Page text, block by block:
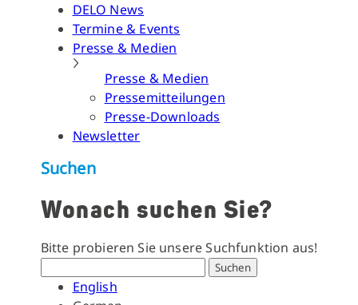
DELO News
Termine & Events
Presse & Medien
Presse & Medien
Pressemitteilungen
Presse-Downloads
Newsletter
Suchen
Wonach suchen Sie?
Bitte probieren Sie unsere Suchfunktion aus!
Suchen
English